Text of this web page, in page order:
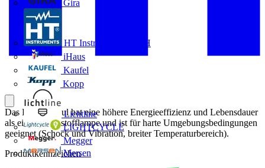
Gira
HT Instruments GmbH
iHaus
Kaufel
Kopp
Lichtline
LIGHTCYCLE
Megger
Mersen
Das LED-Modul hat eine höhere Energieeffizienz und Lebensdauer
als eine Leuchtstofflampe und ist für harte Umgebungsbedingungen
geeignet (Schock und Vibration, breiter Temperaturbereich).
Produktkennzeichen